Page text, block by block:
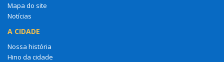
Mapa do site
Notícias
A CIDADE
Nossa história
Hino da cidade